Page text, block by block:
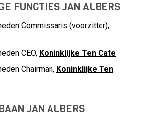
FUNCTIES JAN ALBERS
Commissaris (voorzitter),
CEO, Koninklijke Ten Cate
Chairman, Koninklijke Ten
JAN ALBERS